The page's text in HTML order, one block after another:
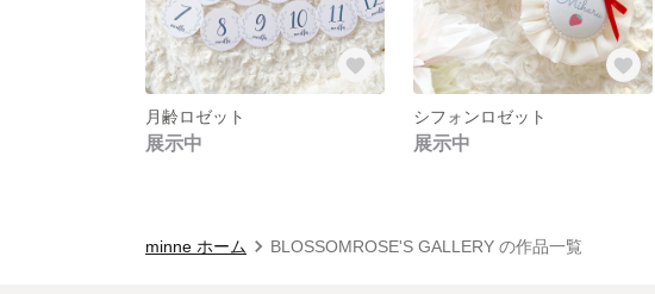
月齢ロゼット
展示中
シフォンロゼット
展示中
minne ホーム BLOSSOMROSE'S GALLERY の作品一覧